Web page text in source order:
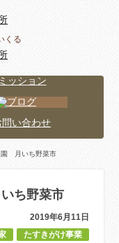
くる
月いち野菜市
ち野菜市
2019年6月11日
たすきがけ事業